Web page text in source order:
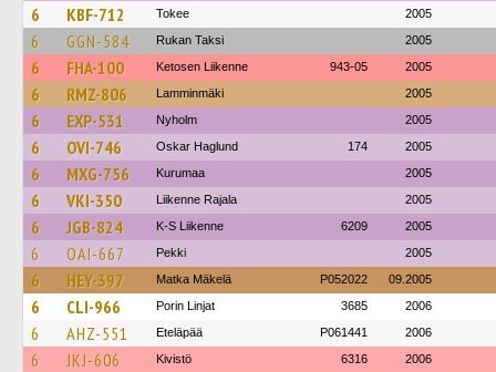
6 KBF-712 Tokee 2005
6 GGN-584 Rukan Taksi 2005
6 FHA-100 Ketosen Liikenne 943-05 2005
6 RMZ-806 Lamminmäki 2005
6 EXP-531 Nyholm 2005
6 OVI-746 Oskar Haglund 174 2005
6 MXG-756 Kurumaa 2005
6 VKI-350 Liikenne Rajala 2005
6 JGB-824 K-S Liikenne 6209 2005
6 OAI-667 Pekki 2005
6 HEY-397 Matka Mäkelä P052022 09.2005
6 CLI-966 Porin Linjat 3685 2006
6 AHZ-551 Eteläpää P061441 2006
6 JKJ-606 Kivistö 6316 2006